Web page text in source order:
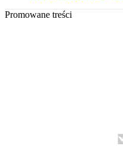
Promowane treści